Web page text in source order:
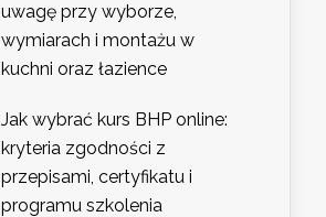
uwagę przy wyborze,
wymiarach i montażu w
kuchni oraz łazience
Jak wybrać kurs BHP online:
kryteria zgodności z
przepisami, certyfikatu i
programu szkolenia